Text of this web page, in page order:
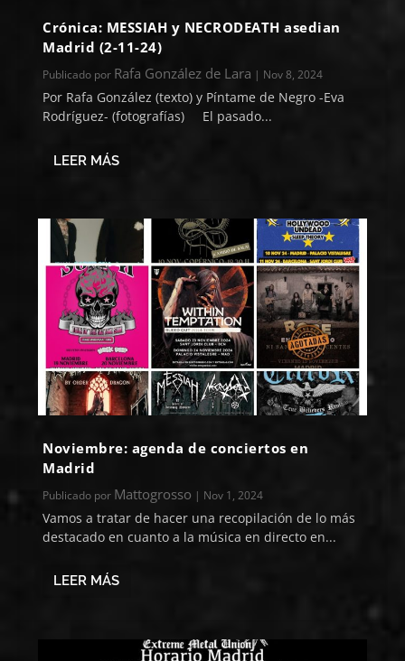
Crónica: MESSIAH y NECRODEATH asedian
Madrid (2-11-24)
Publicado por Rafa González de Lara | Nov 8, 2024
Por Rafa González (texto) y Píntame de Negro -Eva
Rodríguez- (fotografías) El pasado...
LEER MÁS
Noviembre: agenda de conciertos en
Madrid
Publicado por Mattogrosso | Nov 1, 2024
Vamos a tratar de hacer una recopilación de lo más
destacado en cuanto a la música en directo en...
LEER MÁS